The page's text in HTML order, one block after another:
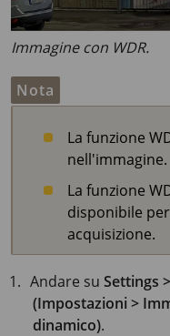
Immagine con WDR.
Nota
La funzione
nell'immagine.
La funzione
disponibile
acquisizione.
Andare suSettings
(Impostazioni >
dinamico).